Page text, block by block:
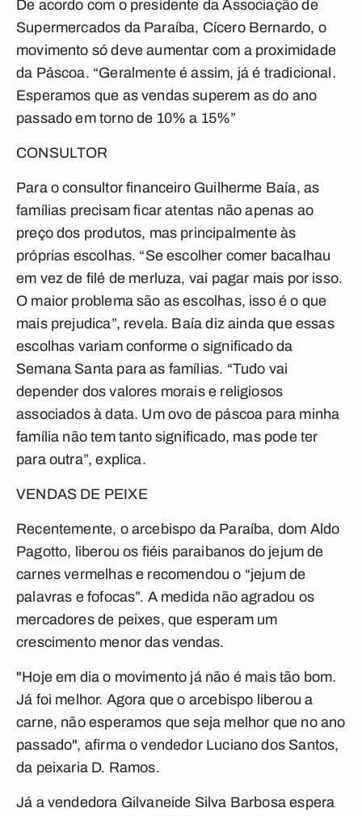
De acordo com o presidente da Associação de
Supermercados da Paraíba, Cícero Bernardo, o
movimento só deve aumentar com a proximidade
da Páscoa. “Geralmente é assim, já é tradicional.
Esperamos que as vendas superem as do ano
passado em torno de 10% a 15%”
CONSULTOR
Para o consultor financeiro Guilherme Baía, as
famílias precisam ficar atentas não apenas ao
preço dos produtos, mas principalmente às
próprias escolhas. “Se escolher comer bacalhau
em vez de filé de merluza, vai pagar mais por isso.
O maior problema são as escolhas, isso é o que
mais prejudica”, revela. Baía diz ainda que essas
escolhas variam conforme o significado da
Semana Santa para as famílias. “Tudo vai
depender dos valores morais e religiosos
associados à data. Um ovo de páscoa para minha
família não tem tanto significado, mas pode ter
para outra”, explica.
VENDAS DE PEIXE
Recentemente, o arcebispo da Paraíba, dom Aldo
Pagotto, liberou os fiéis paraibanos do jejum de
carnes vermelhas e recomendou o “jejum de
palavras e fofocas”. A medida não agradou os
mercadores de peixes, que esperam um
crescimento menor das vendas.
"Hoje em dia o movimento já não é mais tão bom.
Já foi melhor. Agora que o arcebispo liberou a
carne, não esperamos que seja melhor que no ano
passado", afirma o vendedor Luciano dos Santos,
da peixaria D. Ramos.
Já a vendedora Gilvaneide Silva Barbosa espera